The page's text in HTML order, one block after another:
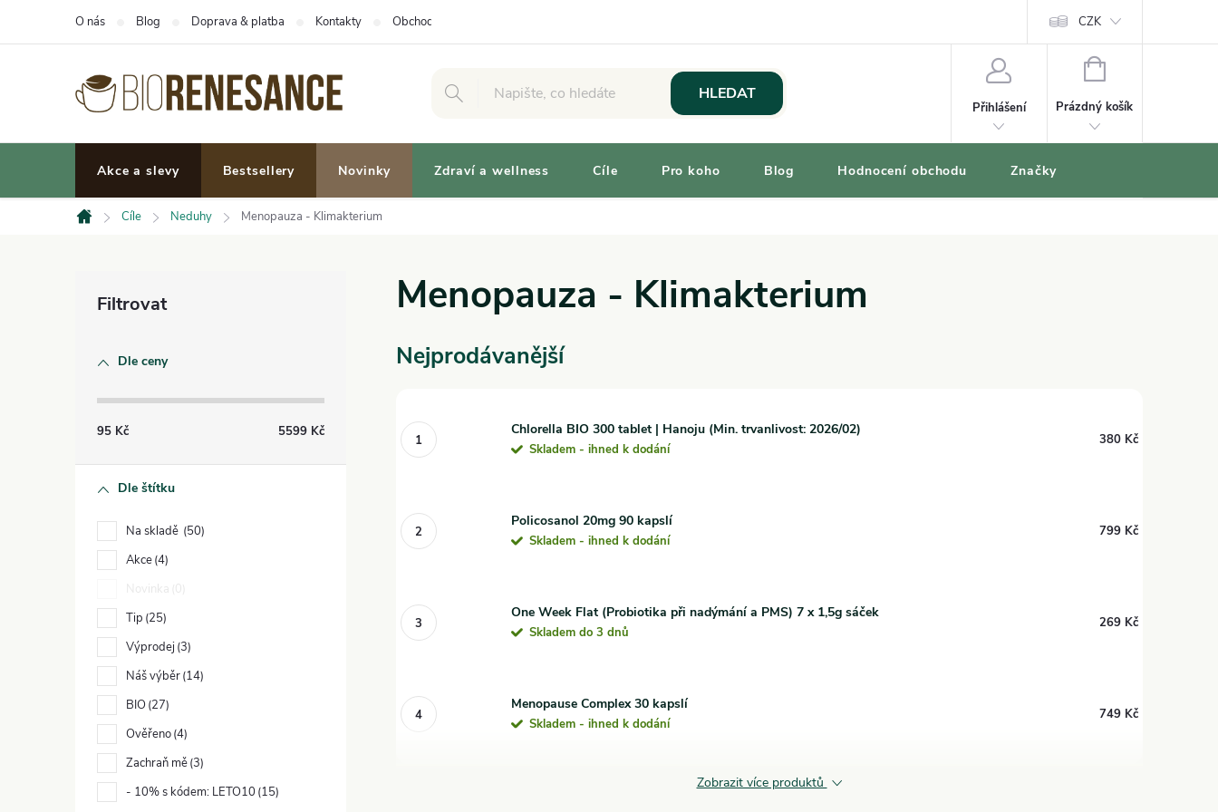
O nás Blog Doprava & platba Kontakty Obchodní podmínky CZK
HLEDAT
Přihlášení
NÁKUPNÍ
Prázdný košík
Akce a slevy Bestsellery Novinky Zdraví a wellness Cíle Pro koho Blog Hodnocení obchodu Značky
Domů
Cíle Neduhy Menopauza - Klimakterium
r
Dle ceny
95 Kč 5599 Kč
Dle štítku
Na skladě 50
Akce 4
Novinka
0
Tip 25
Výprodej 3
Náš výběr 14
BIO 27
Ověřeno 4
Zachraň mě 3
- 10% s kódem: LETO10 15
Menopauza - Klimakterium
Nejprodávanější
Chlorella BIO 300 tablet | Hanoju (Min. trvanlivost: 2026/02)
Skladem - ihned k dodání
380 Kč
Policosanol 20mg 90 kapslí
Skladem - ihned k dodání
799 Kč
One Week Flat (Probiotika při nadýmání a PMS) 7 x 1,5g sáček
Skladem do 3 dnů
269 Kč
Menopause Complex 30 kapslí
Skladem - ihned k dodání
749 Kč
Zobrazit více produktů